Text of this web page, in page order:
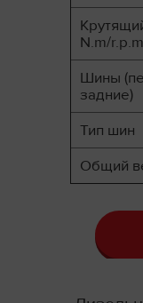
N.m/r.p.m
Шины
задние)
Тип шин
Общий